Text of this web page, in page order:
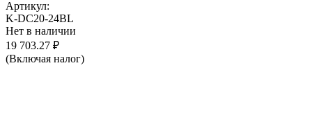
Артикул:
K-DC20-24BL
Нет в наличии
19 703.27 ₽
(Включая налог)